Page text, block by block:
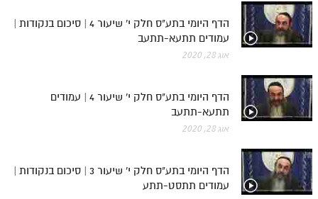
הדף היומי בתע"ס חלק י' שיעור 4 | סיכום בנקודות |
עמודים תתעא-תתעב
אוג 28, 2020
הדף היומי בתע"ס חלק י' שיעור 4 | עמודים
תתעא-תתעב
אוג 28, 2020
הדף היומי בתע"ס חלק י' שיעור 3 | סיכום בנקודות |
עמודים תתסט-תתע